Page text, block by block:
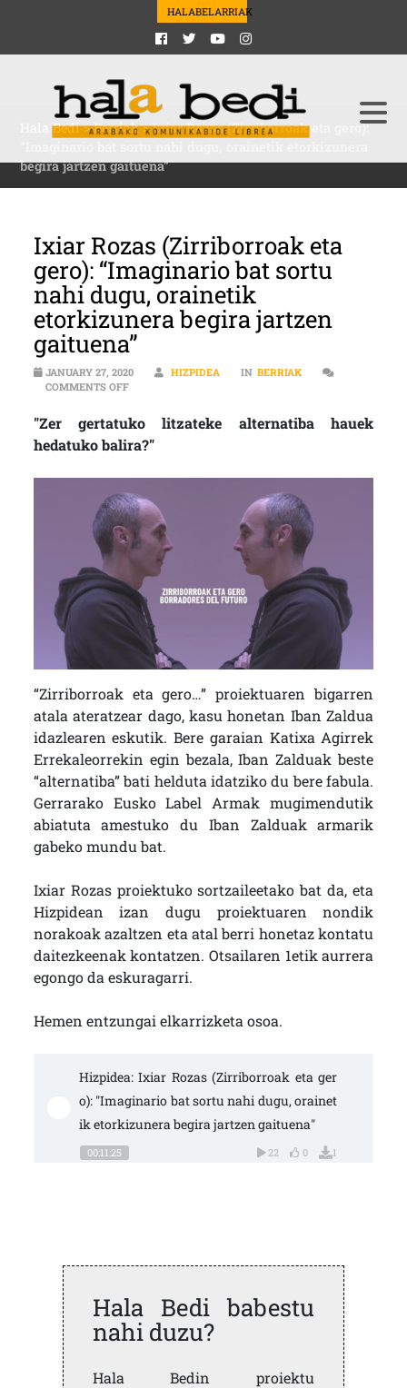
HALABELARRIAK
Hala Bedi>Berriak>Ixiar Rozas (Zirriborroak eta gero):
begira jartzen gaituena”
Ixiar Rozas (Zirriborroak eta
gero): “Imaginario bat sortu
nahi dugu, orainetik
etorkizunera begira jartzen
gaituena”
JANUARY 27, 2020 HIZPIDEA IN BERRIAK
COMMENTS OFFON IXIAR ROZAS (ZIRRIBORROAK ETA GERO):
"Zer gertatuko litzateke alternatiba hauek
hedatuko balira?"
“Zirriborroak eta gero…” proiektuaren bigarren
atala ateratzear dago, kasu honetan Iban Zaldua
idazlearen eskutik. Bere garaian Katixa Agirrek
Errekaleorrekin egin bezala, Iban Zalduak beste
“alternatiba” bati helduta idatziko du bere fabula.
Gerrarako Eusko Label Armak mugimendutik
abiatuta amestuko du Iban Zalduak armarik
gabeko mundu bat.
Ixiar Rozas proiektuko sortzaileetako bat da, eta
Hizpidean izan dugu proiektuaren nondik
norakoak azaltzen eta atal berri honetaz kontatu
daitezkeenak kontatzen. Otsailaren 1etik aurrera
egongo da eskuragarri.
Hemen entzungai elkarrizketa osoa.
Hizpidea: Ixiar Rozas (Zirriborroak eta ger
o): "Imaginario bat sortu nahi dugu, orainet
ik etorkizunera begira jartzen gaituena"
00:11:25 22 0 1
Hala Bedi babestu
nahi duzu?
Hala Bedin proiektu